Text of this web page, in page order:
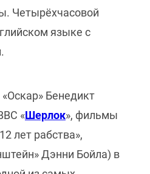
Четырёхчасовой
языке с
Бенедикт
«Шерлок», фильмы
лет рабства»,
Дэнни Бойла) в